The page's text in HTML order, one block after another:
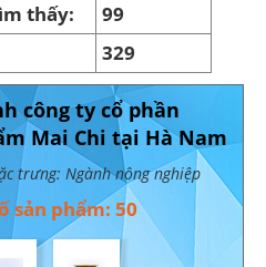
thấy:
99
329
công ty cổ phần
Mai Chi tại Hà Nam
trưng: Ngành nông nghiệp
sản phẩm: 50